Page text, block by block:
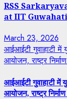
RSS
at IIT
March 23, 2026
आईआईटी गुवाहाटी में
आयोजन, राष्ट्र
आईआईटी गुवाहाटी में
आयोजन, राष्ट्र